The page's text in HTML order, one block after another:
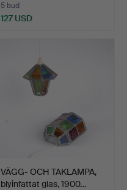
5 bud
127 USD
VÄGG- OCH TAKLAMPA,
blyinfattat glas, 1900…